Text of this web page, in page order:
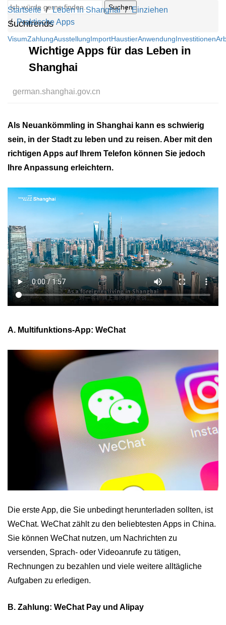
Suchen
Suchtrends
VisumZahlungAusstellungImportHaustierAnwendungInvestitionen
Startseite Leben in Shanghai
Einziehen
Praktische Apps
Wichtige Apps für das Leben in
Shanghai
german.shanghai.gov.cn
Als Neuankömmling in Shanghai kann es schwierig
sein, in der Stadt zu leben und zu reisen. Aber mit den
richtigen Apps auf Ihrem Telefon können Sie jedoch
Ihre Anpassung erleichtern.
A. Multifunktions-App: WeChat
Die erste App, die Sie unbedingt herunterladen sollten, ist
WeChat. WeChat zählt zu den beliebtesten Apps in China.
Sie können WeChat nutzen, um Nachrichten zu
versenden, Sprach- oder Videoanrufe zu tätigen,
Rechnungen zu bezahlen und viele weitere alltägliche
Aufgaben zu erledigen.
B. Zahlung: WeChat Pay und Alipay